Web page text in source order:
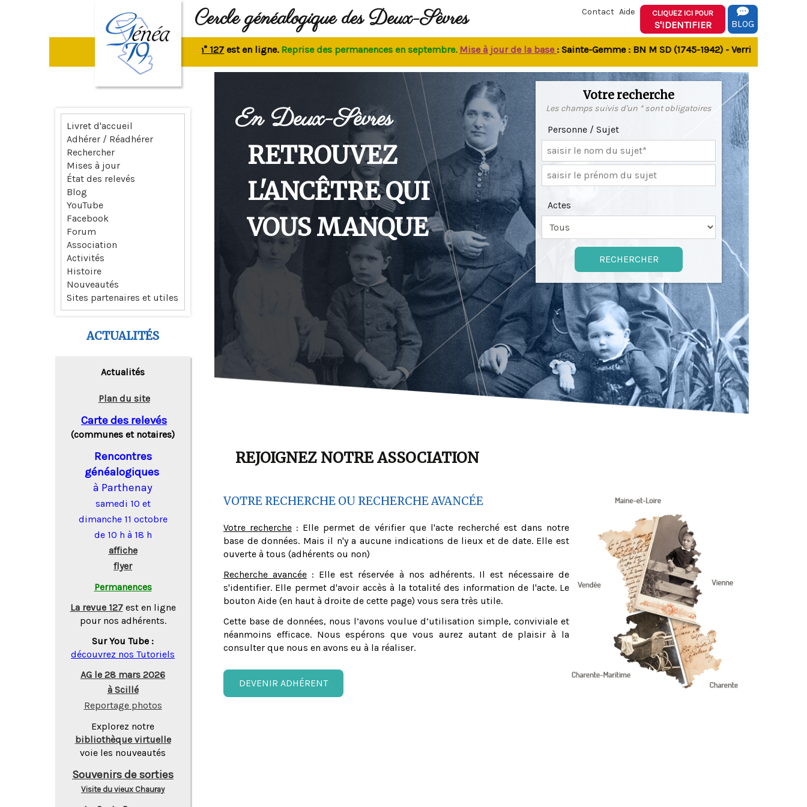
Cercle généalogique des Deux-Sèvres Contact Aide CLIQUEZ ICI POUR
S'IDENTIFIER BLOG
La revue n° 127 est en ligne.Reprise des permanences en septembre.Mise à jour de la base: Sainte-Gemme : BN M SD (1745-1942) - Verrines-sous-
En Deux-Sèvres
RETROUVEZ
L'ANCÊTRE QUI
VOUS MANQUE
Votre recherche
Les champs suivis d'un * sont obligatoires
Personne / Sujet
Actes
REJOIGNEZ NOTRE ASSOCIATION
VOTRE RECHERCHE OU RECHERCHE AVANCÉE
Votre recherche : Elle permet de vérifier que l'acte recherché est dans notre
base de données. Mais il n'y a aucune indications de lieux et de date. Elle est
ouverte à tous (adhérents ou non)
Recherche avancée : Elle est réservée à nos adhérents. Il est nécessaire de
s'identifier. Elle permet d'avoir accès à la totalité des information de l'acte. Le
bouton Aide (en haut à droite de cette page) vous sera très utile.
Cette base de données, nous l’avons voulue d’utilisation simple, conviviale et
néanmoins efficace. Nous espérons que vous aurez autant de plaisir à la
consulter que nous en avons eu à la réaliser.
DEVENIR ADHÉRENT
Livret d'accueil
Adhérer / Réadhérer
Rechercher
Mises à jour
État des relevés
Blog
YouTube
Facebook
Forum
Association
Activités
Histoire
Nouveautés
Sites partenaires et utiles
ACTUALITÉS
Actualités
Plan du site
Carte des relevés
(communes et notaires)
Rencontres
généalogiques
à Parthenay
samedi 10 et
dimanche 11 octobre
de 10 h à 18 h
affiche
flyer
Permanences
La revue 127 est en ligne
pour nos adhérents.
Sur You Tube :
découvrez nos Tutoriels
AG le 28 mars 2026
à Scillé
Reportage photos
Explorez notre
bibliothèque virtuelle
voie les nouveautés
Souvenirs de sorties
Visite du vieux Chauray